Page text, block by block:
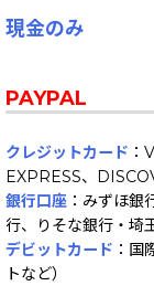
現金のみ
PAYPAL
クレジットカード
EXPRESS、
銀行口座 ：みずほ
行、りそな銀行・埼
デビットカード ：国
トなど）